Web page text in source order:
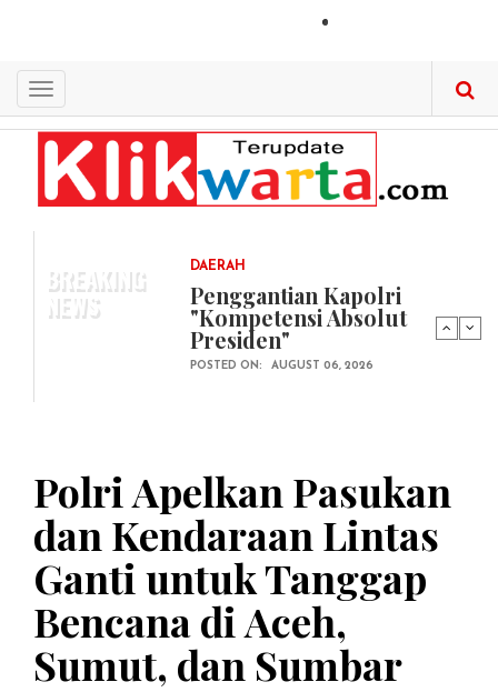
content
Toggle
navigation
BREAKING
NEWS
DAERAH
Penggantian Kapolri
"Kompetensi Absolut
Presiden"
POSTED ON: AUGUST 06, 2026
Polri Apelkan Pasukan
dan Kendaraan Lintas
Ganti untuk Tanggap
Bencana di Aceh,
Sumut, dan Sumbar